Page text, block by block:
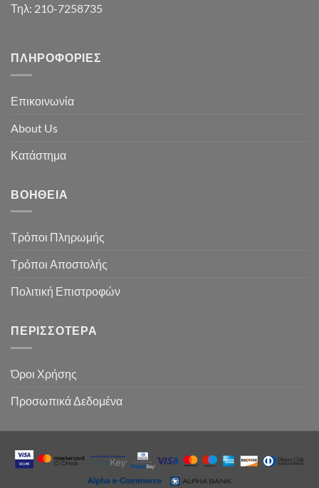
Τηλ: 210-7258735
ΠΛΗΡΟΦΟΡΊΕΣ
Επικοινωνία
About Us
Κατάστημα
ΒΟΉΘΕΙΑ
Τρόποι Πληρωμής
Τρόποι Αποστολής
Πολιτική Επιστροφών
ΠΕΡΙΣΣΌΤΕΡΑ
Όροι Χρήσης
Προσωπικά Δεδομένα